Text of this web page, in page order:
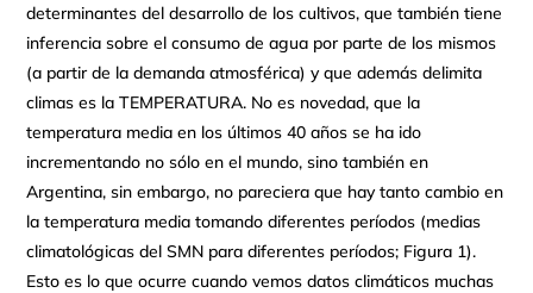
determinantes del desarrollo de los cultivos, que también tiene
inferencia sobre el consumo de agua por parte de los mismos
(a partir de la demanda atmosférica) y que además delimita
climas es la TEMPERATURA. No es novedad, que la
temperatura media en los últimos 40 años se ha ido
incrementando no sólo en el mundo, sino también en
Argentina, sin embargo, no pareciera que hay tanto cambio en
la temperatura media tomando diferentes períodos (medias
climatológicas del SMN para diferentes períodos; Figura 1).
Esto es lo que ocurre cuando vemos datos climáticos muchas